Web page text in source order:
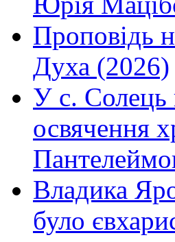
Проповідь
Духа (2026)
У с. Солець
освячення
Владика
було